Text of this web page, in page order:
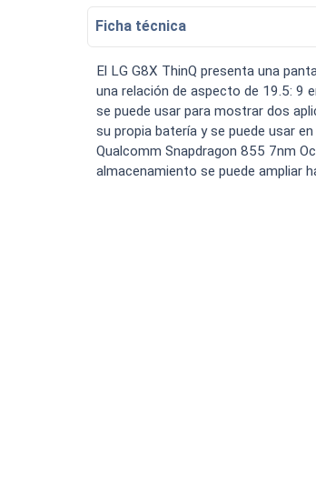
Hola me
Ficha técnica
El LG G8X ThinQ presenta una
una relación de aspecto de 19.5: 9
se puede usar para mostrar dos
su propia batería y se puede usar
Qualcomm Snapdragon 855 7nm
almacenamiento se puede ampliar